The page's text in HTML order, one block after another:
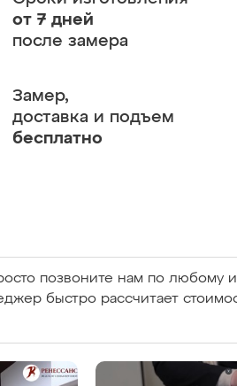
от 7 дней
после замера
Замер,
доставка и подъем
бесплатно
позвоните нам по любому
быстро рассчитает